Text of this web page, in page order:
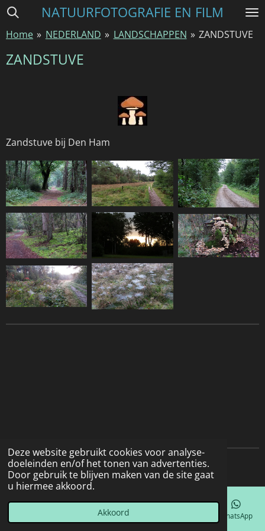
Deze website gebruikt cookies voor analyse-
doeleinden en/of het tonen van advertenties.
Door gebruik te blijven maken van de site gaat
u hiermee akkoord.
Akkoord
Ga
naar
de
NATUURFOTOGRAFIE EN FILM
Home » NEDERLAND » LANDSCHAPPEN » ZANDSTUVE
ZANDSTUVE
Zandstuve bij Den Ham
© 2022 - 2026 Natuurfotografie
Telefoonnummer WhatsApp